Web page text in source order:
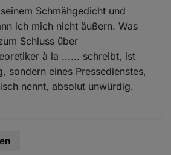
Schmähgedicht und
ich mich nicht äußern. Was
Schluss über
à la ...... schreibt, ist
sondern eines Pressedienstes,
nennt, absolut unwürdig.